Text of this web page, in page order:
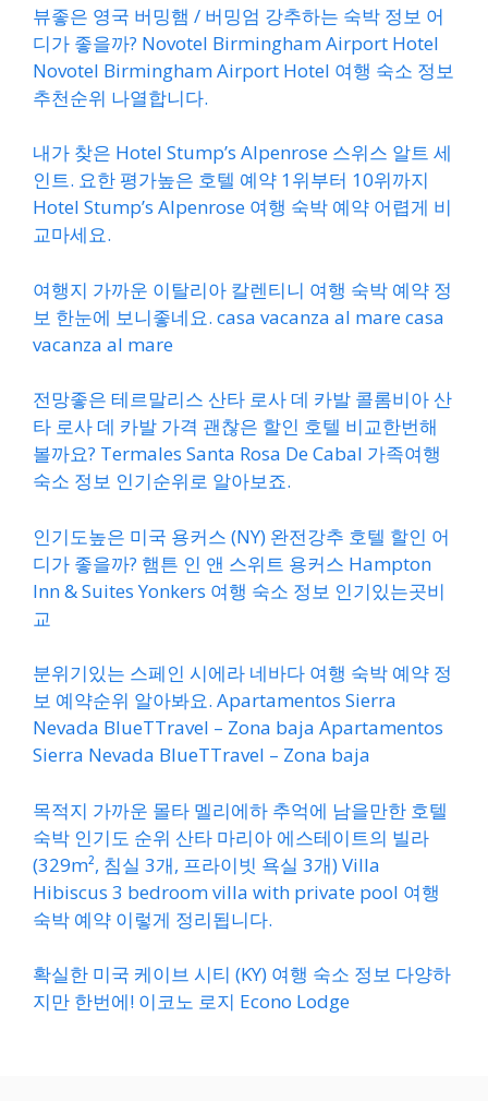
뷰좋은 영국 버밍햄 / 버밍엄 강추하는 숙박 정보 어
디가 좋을까? Novotel Birmingham Airport Hotel
Novotel Birmingham Airport Hotel 여행 숙소 정보
추천순위 나열합니다.
내가 찾은 Hotel Stump’s Alpenrose 스위스 알트 세
인트. 요한 평가높은 호텔 예약 1위부터 10위까지
Hotel Stump’s Alpenrose 여행 숙박 예약 어렵게 비
교마세요.
여행지 가까운 이탈리아 칼렌티니 여행 숙박 예약 정
보 한눈에 보니좋네요. casa vacanza al mare casa
vacanza al mare
전망좋은 테르말리스 산타 로사 데 카발 콜롬비아 산
타 로사 데 카발 가격 괜찮은 할인 호텔 비교한번해
볼까요? Termales Santa Rosa De Cabal 가족여행
숙소 정보 인기순위로 알아보죠.
인기도높은 미국 용커스 (NY) 완전강추 호텔 할인 어
디가 좋을까? 햄튼 인 앤 스위트 용커스 Hampton
Inn & Suites Yonkers 여행 숙소 정보 인기있는곳비
교
분위기있는 스페인 시에라 네바다 여행 숙박 예약 정
보 예약순위 알아봐요. Apartamentos Sierra
Nevada BlueTTravel – Zona baja Apartamentos
Sierra Nevada BlueTTravel – Zona baja
목적지 가까운 몰타 멜리에하 추억에 남을만한 호텔
숙박 인기도 순위 산타 마리아 에스테이트의 빌라
(329m², 침실 3개, 프라이빗 욕실 3개) Villa
Hibiscus 3 bedroom villa with private pool 여행
숙박 예약 이렇게 정리됩니다.
확실한 미국 케이브 시티 (KY) 여행 숙소 정보 다양하
지만 한번에! 이코노 로지 Econo Lodge